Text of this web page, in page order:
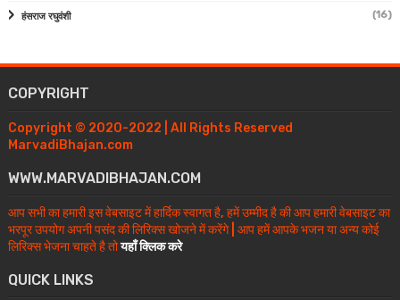
हंसराज रघुवंशी (16)
COPYRIGHT
Copyright © 2020-2022 | All Rights Reserved
MarvadiBhajan.com
WWW.MARVADIBHAJAN.COM
आप सभी का हमारी इस वेबसाइट में हार्दिक स्वागत है, हमें उम्मीद है की आप हमारी वेबसाइट का
भरपूर उपयोग अपनी पसंद की लिरिक्स खोजने में करेंगे | आप हमें आपके भजन या अन्य कोई
लिरिक्स भेजना चाहते है तोयहाँ क्लिक करे
QUICK LINKS